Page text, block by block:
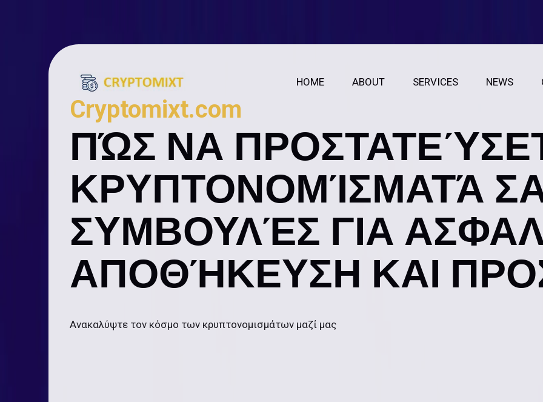
HOME ABOUT SERVICES NEWS
Cryptomixt.com
ΠΏΣ ΝΑ
ΚΡΥΠΤΟΝΟΜΊΣΜΑΤΆ
ΣΥΜΒΟΥΛΈΣ ΓΙΑ
ΑΠΟΘΉΚΕΥΣΗ ΚΑΙ
Ανακαλύψτε τον κόσμο των κρυπτονομισμάτων μαζί μας